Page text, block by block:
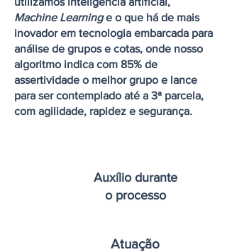
Machine Learninge o que há de mais
inovador em tecnologia embarcada para
análise de grupos e cotas, onde nosso
algoritmo indica com 85% de
assertividade o melhor grupo e lance
para ser contemplado até a 3ª parcela,
com agilidade, rapidez e segurança.
Auxílio durante
o processo
Atuação